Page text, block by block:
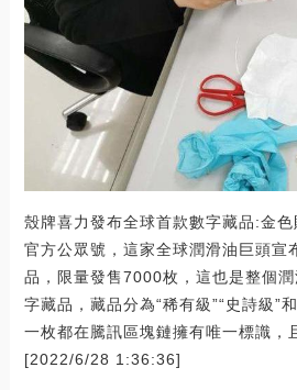
殼牌喜力發布全球首款數字藏品:金
官方公眾號，這家全球潤滑油巨頭宣
品，限量發售7000枚，這也是整個
字藏品，藏品分為“稀有級”“史詩級”
一枚都在騰訊區塊鏈擁有唯一標識，
[2022/6/28 1:36:36]